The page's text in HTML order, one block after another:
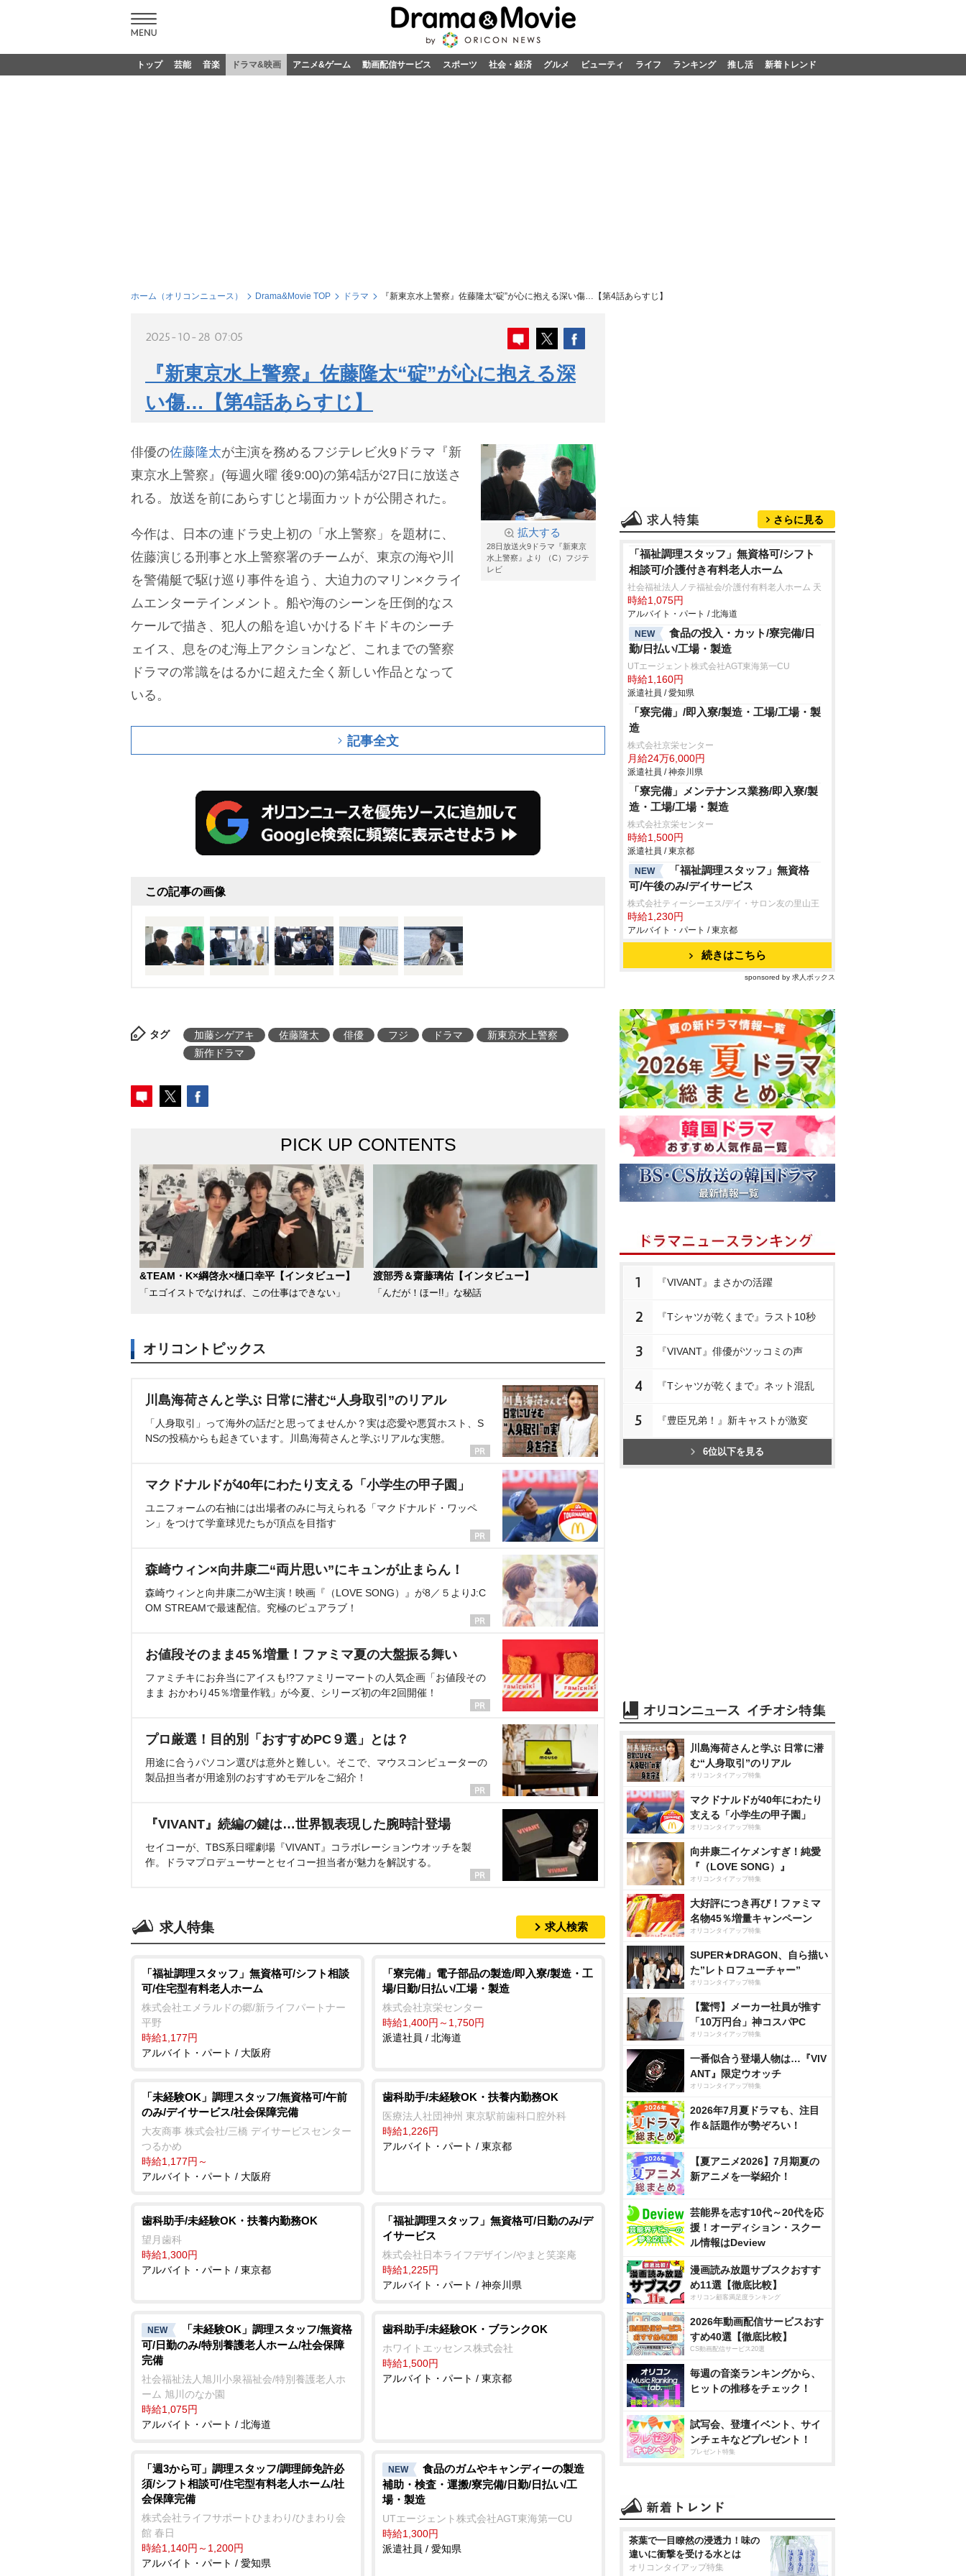
トップ 芸能 音楽 ドラマ&映画 アニメ&ゲーム 動画配信サービス スポーツ 社会・経済 グルメ ビューティ ライフ ランキング 推し活 新着トレンド
ホーム（オリコンニュース） Drama&Movie TOP ドラマ 『新東京水上警察』佐藤隆太“碇”が心に抱える深い傷…【第4話あらすじ】
2025-10-28 07:05
『新東京水上警察』佐藤隆太“碇”が心に抱える深
い傷…【第4話あらすじ】
拡大する
28日放送火9ドラマ『新東京
水上警察』より （C）フジテ
レビ
俳優の佐藤隆太が主演を務めるフジテレビ火9ドラマ『新
東京水上警察』(毎週火曜 後9:00)の第4話が27日に放送さ
れる。放送を前にあらすじと場面カットが公開された。
今作は、日本の連ドラ史上初の「水上警察」を題材に、
佐藤演じる刑事と水上警察署のチームが、東京の海や川
を警備艇で駆け巡り事件を追う、大迫力のマリン×クライ
ムエンターテインメント。船や海のシーンを圧倒的なス
ケールで描き、犯人の船を追いかけるドキドキのシーチ
ェイス、息をのむ海上アクションなど、これまでの警察
ドラマの常識をはるかに超えた全く新しい作品となって
いる。
記事全文
この記事の画像
タグ 加藤シゲアキ 佐藤隆太 俳優 フジ ドラマ
新東京水上警察
新作ドラマ
PICK UP CONTENTS
&TEAM・K×綱啓永×樋口幸平【インタビュー】
「エゴイストでなければ、この仕事はできない」
渡部秀＆齋藤璃佑【インタビュー】
「んだが！ほー!!」な秘話
オリコントピックス
川島海荷さんと学ぶ 日常に潜む“人身取引”のリアル
「人身取引」って海外の話だと思ってませんか？実は恋愛や悪質ホスト、S
NSの投稿からも起きています。川島海荷さんと学ぶリアルな実態。
マクドナルドが40年にわたり支える「小学生の甲子園」
ユニフォームの右袖には出場者のみに与えられる「マクドナルド・ワッペ
ン」をつけて学童球児たちが頂点を目指す
森崎ウィン×向井康二“両片思い”にキュンが止まらん！
森崎ウィンと向井康二がW主演！映画『（LOVE SONG）』が8／５よりJ:C
OM STREAMで最速配信。究極のピュアラブ！
お値段そのまま45％増量！ファミマ夏の大盤振る舞い
ファミチキにお弁当にアイスも!?ファミリーマートの人気企画「お値段その
まま おかわり45％増量作戦」が今夏、シリーズ初の年2回開催！
プロ厳選！目的別「おすすめPC９選」とは？
用途に合うパソコン選びは意外と難しい。そこで、マウスコンピューターの
製品担当者が用途別のおすすめモデルをご紹介！
『VIVANT』続編の鍵は…世界観表現した腕時計登場
セイコーが、TBS系日曜劇場『VIVANT』コラボレーションウオッチを製
作。ドラマプロデューサーとセイコー担当者が魅力を解説する。
求人特集 求人検索
「福祉調理スタッフ」無資格可/シフト相談
可/住宅型有料老人ホーム
株式会社エメラルドの郷/新ライフパートナー
平野
時給1,177円
アルバイト・パート / 大阪府
「寮完備」電子部品の製造/即入寮/製造・工
場/日勤/日払い/工場・製造
株式会社京栄センター
時給1,400円～1,750円
派遣社員 / 北海道
「未経験OK」調理スタッフ/無資格可/午前
のみ/デイサービス/社会保障完備
大友商事 株式会社/三橋 デイサービスセンター
つるかめ
時給1,177円～
アルバイト・パート / 大阪府
歯科助手/未経験OK・扶養内勤務OK
医療法人社団神州 東京駅前歯科口腔外科
時給1,226円
アルバイト・パート / 東京都
歯科助手/未経験OK・扶養内勤務OK
望月歯科
時給1,300円
アルバイト・パート / 東京都
「福祉調理スタッフ」無資格可/日勤のみ/デ
イサービス
株式会社日本ライフデザイン/やまと笑楽庵
時給1,225円
アルバイト・パート / 神奈川県
NEW
「未経験OK」調理スタッフ/無資格
可/日勤のみ/特別養護老人ホーム/社会保障
完備
社会福祉法人旭川小泉福祉会/特別養護老人ホ
ーム 旭川のなか園
時給1,075円
アルバイト・パート / 北海道
歯科助手/未経験OK・ブランクOK
ホワイトエッセンス株式会社
時給1,500円
アルバイト・パート / 東京都
「週3から可」調理スタッフ/調理師免許必
須/シフト相談可/住宅型有料老人ホーム/社
会保障完備
株式会社ライフサポートひまわり/ひまわり会
館 春日
時給1,140円～1,200円
アルバイト・パート / 愛知県
NEW
食品のガムやキャンディーの製造
補助・検査・運搬/寮完備/日勤/日払い/工
場・製造
UTエージェント株式会社AGT東海第一CU
時給1,300円
派遣社員 / 愛知県
さらに見る
「福祉調理スタッフ」無資格可/シフト
相談可/介護付き有料老人ホーム
社会福祉法人ノテ福祉会/介護付有料老人ホーム 天
時給1,075円
アルバイト・パート / 北海道
NEW
食品の投入・カット/寮完備/日
勤/日払い/工場・製造
UTエージェント株式会社AGT東海第一CU
時給1,160円
派遣社員 / 愛知県
「寮完備」/即入寮/製造・工場/工場・製
造
株式会社京栄センター
月給24万6,000円
派遣社員 / 神奈川県
「寮完備」メンテナンス業務/即入寮/製
造・工場/工場・製造
株式会社京栄センター
時給1,500円
派遣社員 / 東京都
NEW
「福祉調理スタッフ」無資格
可/午後のみ/デイサービス
株式会社ティーシーエス/デイ・サロン友の里山王
時給1,230円
アルバイト・パート / 東京都
続きはこちら
sponsored by 求人ボックス
1 『VIVANT』まさかの活躍
2 『Tシャツが乾くまで』ラスト10秒
3 『VIVANT』俳優がツッコミの声
4 『Tシャツが乾くまで』ネット混乱
5 『豊臣兄弟！』新キャストが激変
6位以下を見る
川島海荷さんと学ぶ 日常に潜
む“人身取引”のリアル
オリコンタイアップ特集
マクドナルドが40年にわたり
支える「小学生の甲子園」
オリコンタイアップ特集
向井康二イケメンすぎ！純愛
『（LOVE SONG）』
オリコンタイアップ特集
大好評につき再び！ファミマ
名物45％増量キャンペーン
オリコンタイアップ特集
SUPER★DRAGON、自ら描い
た”レトロフューチャー”
オリコンタイアップ特集
【驚愕】メーカー社員が推す
「10万円台」神コスパPC
オリコンタイアップ特集
一番似合う登場人物は…『VIV
ANT』限定ウオッチ
オリコンタイアップ特集
2026年7月夏ドラマも、注目
作＆話題作が勢ぞろい！
【夏アニメ2026】7月期夏の
新アニメを一挙紹介！
芸能界を志す10代～20代を応
援！オーディション・スクー
ル情報はDeview
漫画読み放題サブスクおすす
め11選【徹底比較】
オリコン顧客満足度ランキング
2026年動画配信サービスおす
すめ40選【徹底比較】
CS動画配信サービス20選
毎週の音楽ランキングから、
ヒットの推移をチェック！
試写会、登壇イベント、サイ
ンチェキなどプレゼント！
プレゼント特集
茶葉で一目瞭然の浸透力！味の
違いに衝撃を受ける水とは
オリコンタイアップ特集